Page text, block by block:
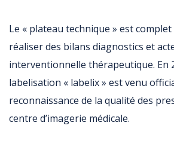
Le « plateau technique » est
réaliser des bilans diagnostics et
interventionnelle thérapeutique. En
labelisation « labelix » est venu
reconnaissance de la qualité des
centre d’imagerie médicale.